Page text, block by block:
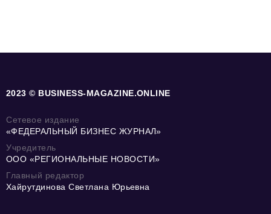
2023 © BUSINESS-MAGAZINE.ONLINE
Сетевое издание
«ФЕДЕРАЛЬНЫЙ БИЗНЕС ЖУРНАЛ»
Учредитель
ООО «РЕГИОНАЛЬНЫЕ НОВОСТИ»
Главный редактор
Хайрутдинова Светлана Юрьевна